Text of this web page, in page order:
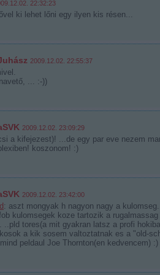
22:32:23
ki lehet lőni egy ilyen kis résen...
2009.12.02. 22:55:37
... :-))
2009.12.02. 23:09:29
a kifejezest)! ...de egy par eve nezem
koszonom! :)
2009.12.02. 23:42:00
: aszt mongyak h nagyon nagy a
kulomsegek koze tartozik a
..pld tores(a mit gyakran latsz a profi
a kik sosem valtoztatnak es a "old-
peldaul Joe Thornton(en kedvencem) :)